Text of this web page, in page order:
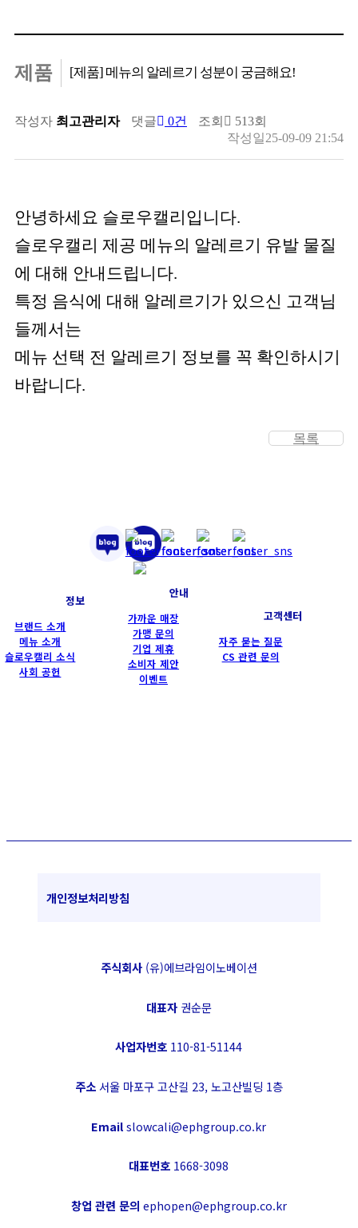
제품 [제품] 메뉴의 알레르기 성분이 궁금해요!
작성자 최고관리자 댓글 0건 조회
513회
작성일25-09-09 21:54
안녕하세요 슬로우캘리입니다.
슬로우캘리 제공 메뉴의 알레르기 유발 물질
에 대해 안내드립니다.
특정 음식에 대해 알레르기가 있으신 고객님
들께서는
메뉴 선택 전 알레르기 정보를 꼭 확인하시기
바랍니다.
목록
정보
브랜드 소개
메뉴 소개
슬로우캘리 소식
사회 공헌
안내
가까운 매장
가맹 문의
기업 제휴
소비자 제안
이벤트
고객센터
자주 묻는 질문
CS 관련 문의
개인정보처리방침
주식회사 (유)에브라임이노베이션
대표자 권순문
사업자번호 110-81-51144
주소 서울 마포구 고산길 23, 노고산빌딩 1층
Emailslowcali@ephgroup.co.kr
대표번호 1668-3098
창업 관련 문의 ephopen@ephgroup.co.kr